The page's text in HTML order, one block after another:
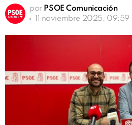
por PSOE Comunicación
11 noviembre 2025, 09:59